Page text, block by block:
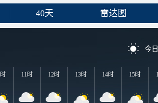
40天 雷达图
今
11时 12时 13时 14时 15时